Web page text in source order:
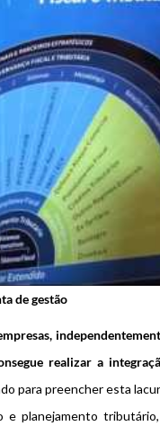
de gestão
realizar a
para preencher esta
planejamento